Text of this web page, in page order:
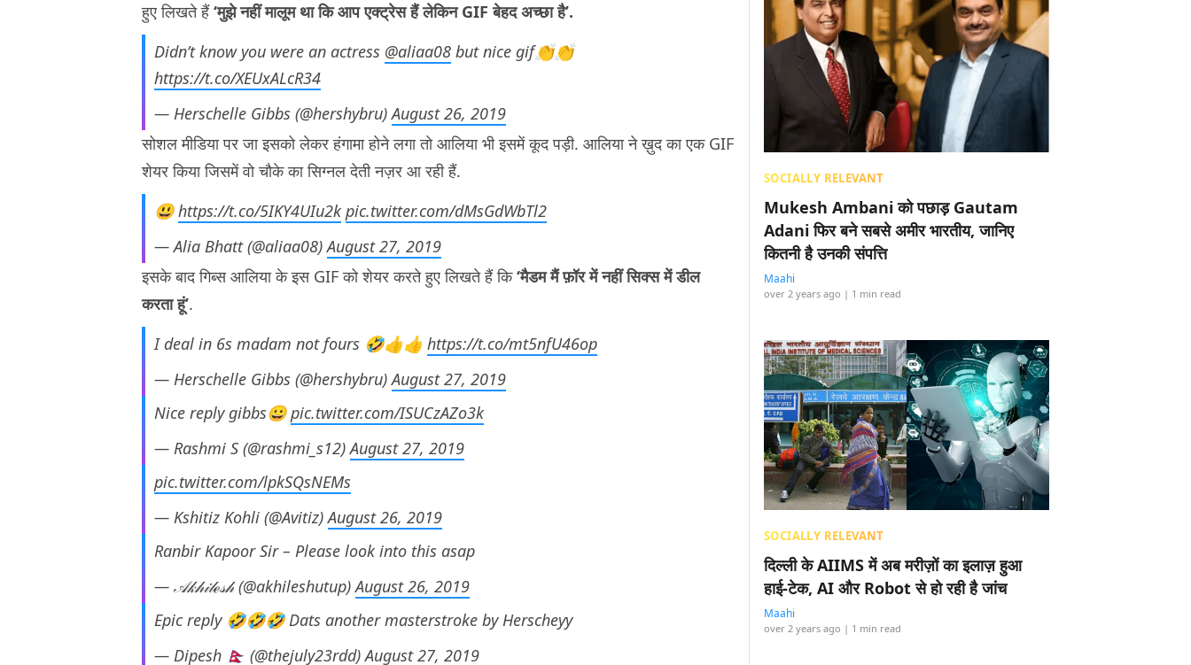
हुए लिखते हैं‘मुझे नहीं मालूम था कि आप एक्ट्रेस हैं लेकिन GIF बेहद अच्छा है’.
Didn’t know you were an actress @aliaa08 but nice gif👏👏
https://t.co/XEUxALcR34
— Herschelle Gibbs (@hershybru)August 26, 2019
सोशल मीडिया पर जा इसको लेकर हंगामा होने लगा तो आलिया भी इसमें कूद पड़ी. आलिया ने ख़ुद का एक GIF
शेयर किया जिसमें वो चौके का सिग्नल देती नज़र आ रही हैं.
😃https://t.co/5IKY4UIu2k pic.twitter.com/dMsGdWbTl2
— Alia Bhatt (@aliaa08)August 27, 2019
इसके बाद गिब्स आलिया के इस GIF को शेयर करते हुए लिखते हैं कि‘मैडम मैं फ़ॉर में नहीं सिक्स में डील
करता हूं’.
I deal in 6s madam not fours 🤣👍👍 https://t.co/mt5nfU46op
— Herschelle Gibbs (@hershybru)August 27, 2019
Nice reply gibbs😀pic.twitter.com/ISUCzAZo3k
— Rashmi S (@rashmi_s12)August 27, 2019
pic.twitter.com/lpkSQsNEMs
— Kshitiz Kohli (@Avitiz)August 26, 2019
Ranbir Kapoor Sir – Please look into this asap
— 𝒜𝓀𝒽𝒾𝓁ℯ𝓈𝒽 (@akhileshutup)August 26, 2019
Epic reply 🤣🤣🤣 Dats another masterstroke by Herscheyy
— Dipesh 🇳🇵 (@thejuly23rdd)August 27, 2019
SOCIALLY RELEVANT
Mukesh Ambani को पछाड़ Gautam
Adani फिर बने सबसे अमीर भारतीय, जानिए
कितनी है उनकी संपत्ति
Maahi
over 2 years ago | 1 min read
SOCIALLY RELEVANT
दिल्ली के AIIMS में अब मरीज़ों का इलाज़ हुआ
हाई-टेक, AI और Robot से हो रही है जांच
Maahi
over 2 years ago | 1 min read